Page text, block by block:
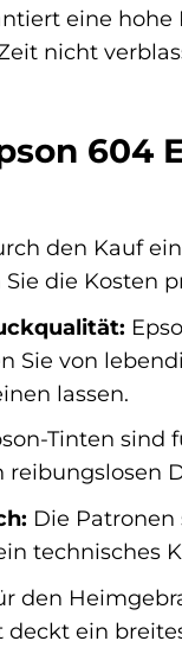
eine
nicht
604
den Kauf
die Kosten
Sie von
lassen.
Tinten sind
Die
technisches
den
deckt ein